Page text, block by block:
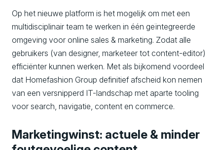
Op het nieuwe platform is het mogelijk om met een
multidisciplinair team te werken in één geïntegreerde
omgeving voor online sales & marketing. Zodat alle
gebruikers (van designer, marketeer tot content-editor)
efficiënter kunnen werken. Met als bijkomend voordeel
dat Homefashion Group definitief afscheid kon nemen
van een versnipperd IT-landschap met aparte tooling
voor search, navigatie, content en commerce.
Marketingwinst: actuele & minder